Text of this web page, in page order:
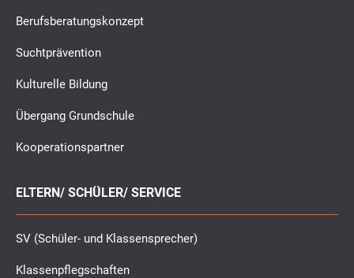
Berufsberatungskonzept
Suchtprävention
Kulturelle Bildung
Übergang Grundschule
Kooperationspartner
ELTERN/ SCHÜLER/ SERVICE
SV (Schüler- und Klassensprecher)
Klassenpflegschaften